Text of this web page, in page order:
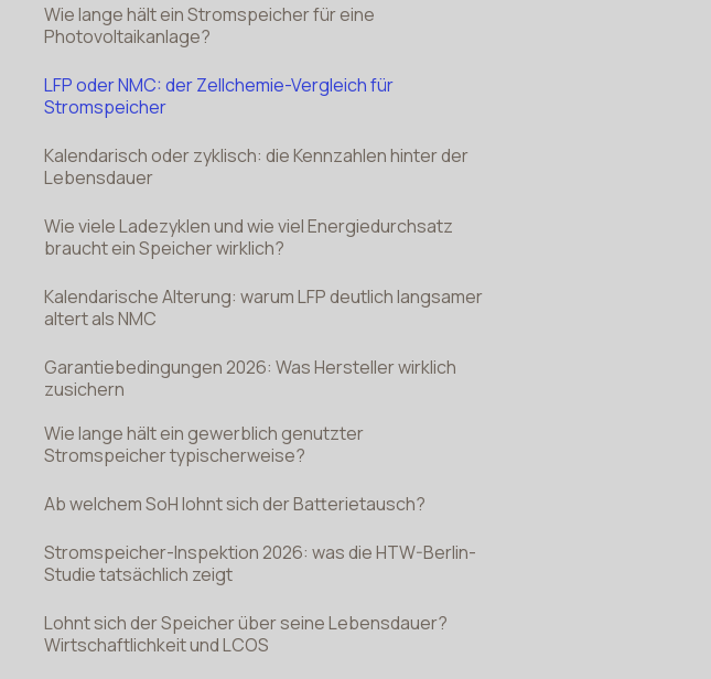
Wie lange hält ein Stromspeicher für eine
Photovoltaikanlage?
LFP oder NMC: der Zellchemie-Vergleich für
Stromspeicher
Kalendarisch oder zyklisch: die Kennzahlen hinter der
Lebensdauer
Wie viele Ladezyklen und wie viel Energiedurchsatz
braucht ein Speicher wirklich?
Kalendarische Alterung: warum LFP deutlich langsamer
altert als NMC
Garantiebedingungen 2026: Was Hersteller wirklich
zusichern
Wie lange hält ein gewerblich genutzter
Stromspeicher typischerweise?
Ab welchem SoH lohnt sich der Batterietausch?
Stromspeicher-Inspektion 2026: was die HTW-Berlin-
Studie tatsächlich zeigt
Lohnt sich der Speicher über seine Lebensdauer?
Wirtschaftlichkeit und LCOS